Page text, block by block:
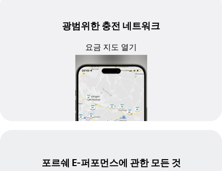
광범위한 충전 네트워크
요금 지도 열기
포르쉐 E-퍼포먼스에 관한 모든 것